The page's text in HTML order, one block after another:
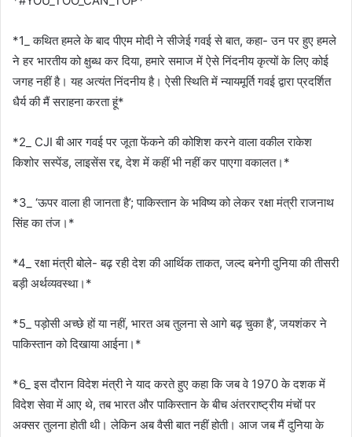
*1_ कथित हमले के बाद पीएम मोदी ने सीजेई गवई से बात, कहा- उन पर हुए हमले
ने हर भारतीय को क्षुब्ध कर दिया, हमारे समाज में ऐसे निंदनीय कृत्यों के लिए कोई
जगह नहीं है। यह अत्यंत निंदनीय है। ऐसी स्थिति में न्यायमूर्ति गवई द्वारा प्रदर्शित
धैर्य की मैं सराहना करता हूं*
*2_ CJI बी आर गवई पर जूता फेंकने की कोशिश करने वाला वकील राकेश
किशोर सस्पेंड, लाइसेंस रद्द, देश में कहीं भी नहीं कर पाएगा वकालत।*
*3_ ‘ऊपर वाला ही जानता है’; पाकिस्तान के भविष्य को लेकर रक्षा मंत्री राजनाथ
सिंह का तंज।*
*4_ रक्षा मंत्री बोले- बढ़ रही देश की आर्थिक ताकत, जल्द बनेगी दुनिया की तीसरी
बड़ी अर्थव्यवस्था।*
*5_ पड़ोसी अच्छे हों या नहीं, भारत अब तुलना से आगे बढ़ चुका है’, जयशंकर ने
पाकिस्तान को दिखाया आईना।*
*6_ इस दौरान विदेश मंत्री ने याद करते हुए कहा कि जब वे 1970 के दशक में
विदेश सेवा में आए थे, तब भारत और पाकिस्तान के बीच अंतरराष्ट्रीय मंचों पर
अक्सर तुलना होती थी। लेकिन अब वैसी बात नहीं होती। आज जब मैं दुनिया के